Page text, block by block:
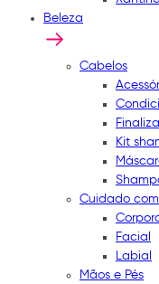
Beleza
Cabelos
Kit
Cuidado
Facial
Labial
Mãos e Pés